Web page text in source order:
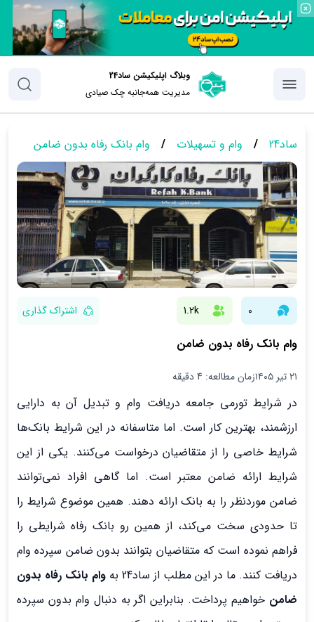
وبلاگ اپلیکیشن ساد24
مدیریت همه‌جانبه چک‌ صیادی
ساد24 / وام و تسهیلات / وام بانک رفاه بدون ضامن
0
1.2k اشتراک گذاری
وام بانک رفاه بدون ضامن
۲۱ تیر ۱۴۰۵ زمان مطالعه: 4 دقیقه
در شرایط تورمی جامعه دریافت وام و تبدیل آن به دارایی
ارزشمند، بهترین کار است. اما متاسفانه در این شرایط بانک‌ها
شرایط خاصی را از متقاضیان درخواست می‌کنند. یکی از این
شرایط ارائه ضامن معتبر است. اما گاهی افراد نمی‌توانند
ضامن موردنظر را به بانک ارائه دهند. همین موضوع شرایط را
تا حدودی سخت می‌کند، از همین رو بانک رفاه شرایطی را
فراهم نموده است که متقاضیان بتوانند بدون ضامن سپرده وام
دریافت کنند. ما در این مطلب از ساد24 به
وام بانک رفاه بدون
ضامن خواهیم پرداخت. بنابراین اگر به دنبال وام بدون سپرده